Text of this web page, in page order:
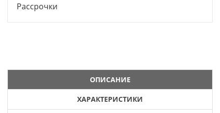
Рассрочки
ОПИСАНИЕ
ХАРАКТЕРИСТИКИ